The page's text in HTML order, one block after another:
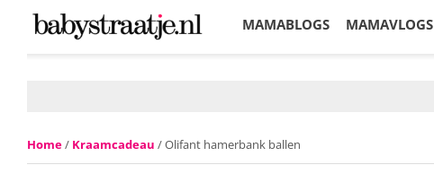
MAMABLOGS MAMAVLOGS
Home/ Kraamcadeau / Olifant hamerbank ballen